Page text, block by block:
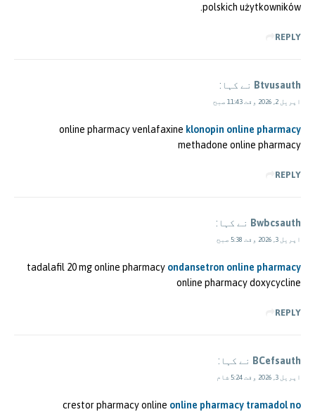
polskich użytkowników.
REPLY
Btvusauth نے کہا:
اپریل 2, 2026 وقت 11:43 صبح
online pharmacy venlafaxine klonopin online pharmacy
methadone online pharmacy
REPLY
Bwbcsauth نے کہا:
اپریل 3, 2026 وقت 5:38 صبح
tadalafil 20 mg online pharmacy ondansetron online pharmacy
online pharmacy doxycycline
REPLY
BCefsauth نے کہا:
اپریل 3, 2026 وقت 5:24 شام
crestor pharmacy online online pharmacy tramadol no